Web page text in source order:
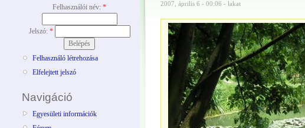
Felhasználói név: *
Jelszó: *
Felhasználó létrehozása
Elfelejtett jelszó
Navigáció
Egyesületi információk
2007, április 6 - 00:06 - lakat